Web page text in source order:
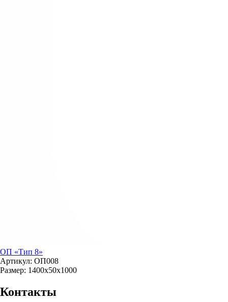
ОП «Тип 8»
Артикул: ОП008
Размер: 1400х50х1000
Контакты